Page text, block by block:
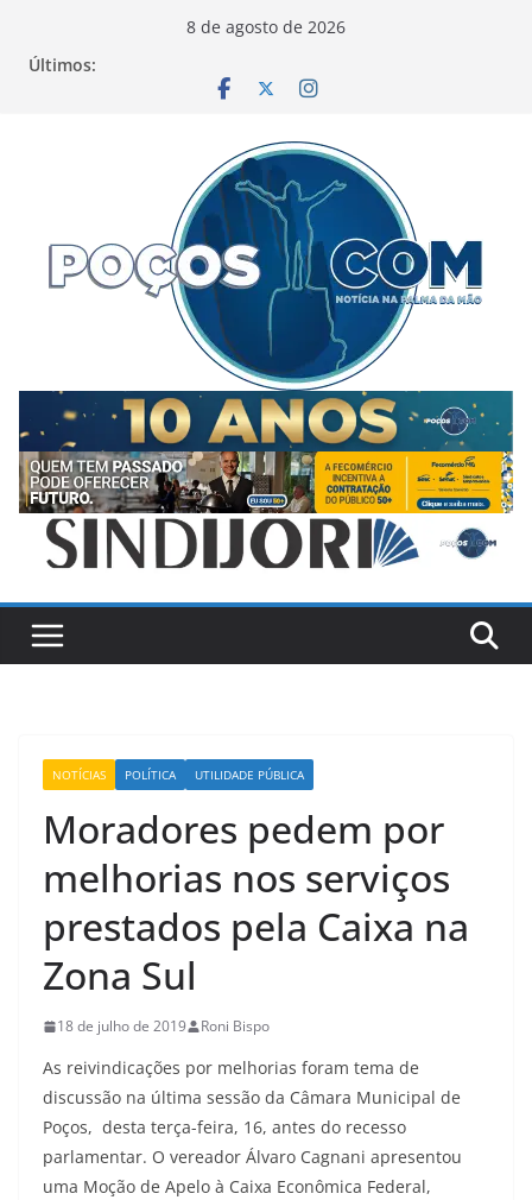
8 de agosto de 2026
Últimos:
NOTÍCIAS POLÍTICA UTILIDADE PÚBLICA
Moradores pedem por
melhorias nos serviços
prestados pela Caixa na
Zona Sul
18 de julho de 2019 Roni Bispo
As reivindicações por melhorias foram tema de
discussão na última sessão da Câmara Municipal de
Poços, desta terça-feira, 16, antes do recesso
parlamentar. O vereador Álvaro Cagnani apresentou
uma Moção de Apelo à Caixa Econômica Federal,